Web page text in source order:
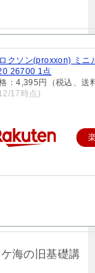
クソン(proxxon) ミニ
26700 1点
：4,395円（税込、送
17時点)
海の旧基礎講